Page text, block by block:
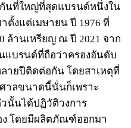
นที่ใหญ่ที่สุดแบรนด์หนึ่งใน
ตั้งแต่เมษายน ปี 1976 ที่
ล้านเหรียญ ณ ปี 2021 จาก
แบรนด์ที่ถือว่าครองอันดับ
ายปีติดต่อกัน โดยสาเหตุที่
าลขนาดนี้นั่นก็เพราะ
นั้นได้ปฏิวัติวงการ
ง โดยมีผลิตภัณฑ์ออกมา